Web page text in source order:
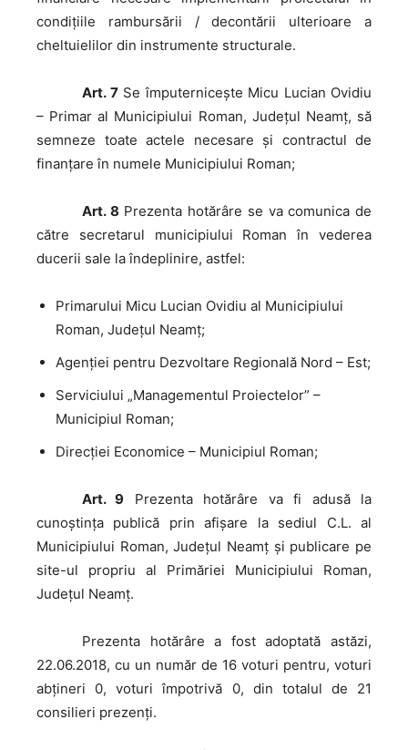
condițiile rambursării / decontării ulterioare a
cheltuielilor din instrumente structurale.
Art. 7Se împuterniceşte Micu Lucian Ovidiu
– Primar al Municipiului Roman, Judeţul Neamţ, să
semneze toate actele necesare şi contractul de
finanţare în numele Municipiului Roman;
Art. 8 Prezenta hotărâre se va comunica de
către secretarul municipiului Roman în vederea
ducerii sale la îndeplinire, astfel:
Primarului Micu Lucian Ovidiu al Municipiului
Roman, Judeţul Neamţ;
Agenţiei pentru Dezvoltare Regională Nord – Est;
Serviciului „Managementul Proiectelor” –
Municipiul Roman;
Direcţiei Economice – Municipiul Roman;
Art. 9 Prezenta hotărâre va fi adusă la
cunoştinţa publică prin afişare la sediul C.L. al
Municipiului Roman, Judeţul Neamţ şi publicare pe
site-ul propriu al Primăriei Municipiului Roman,
Judeţul Neamţ.
Prezenta hotărâre a fost adoptată astăzi,
22.06.2018, cu un număr de 16 voturi pentru, voturi
abţineri 0, voturi împotrivă 0, din totalul de 21
consilieri prezenţi.